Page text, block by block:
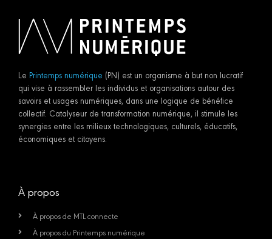
Le Printemps numérique (PN) est un organisme à but non lucratif
qui vise à rassembler les individus et organisations autour des
savoirs et usages numériques, dans une logique de bénéfice
collectif. Catalyseur de transformation numérique, il stimule les
synergies entre les milieux technologiques, culturels, éducatifs,
économiques et citoyens.
À propos
À propos de MTL connecte
À propos du Printemps numérique